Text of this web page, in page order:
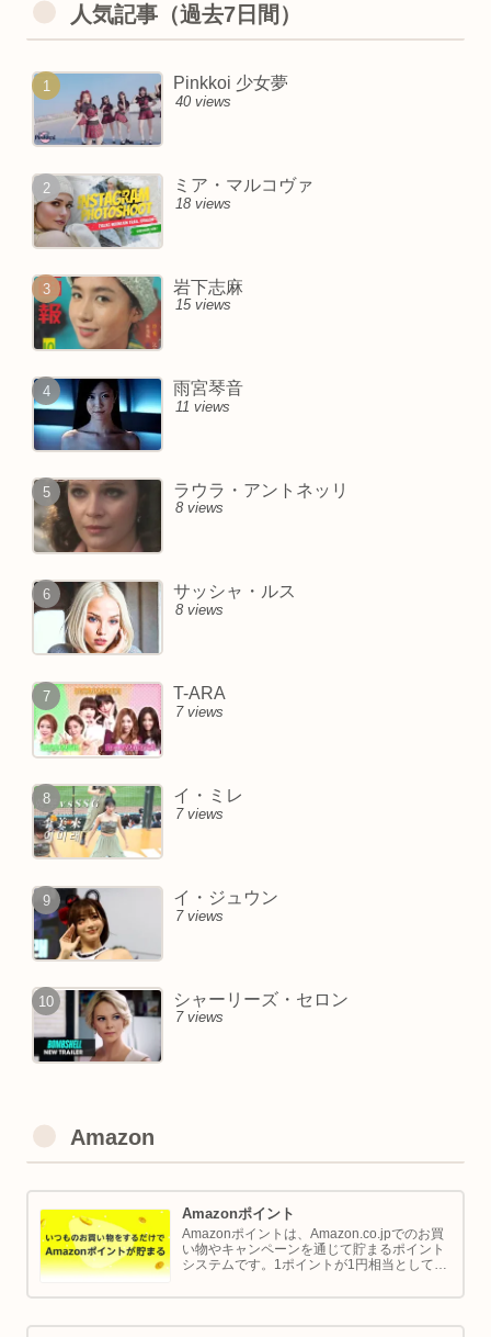
人気記事（過去7日間）
Pinkkoi 少女夢
40 views
ミア・マルコヴァ
18 views
岩下志麻
15 views
雨宮琴音
11 views
ラウラ・アントネッリ
8 views
サッシャ・ルス
8 views
T-ARA
7 views
イ・ミレ
7 views
イ・ジュウン
7 views
シャーリーズ・セロン
7 views
Amazon
Amazonポイント
Amazonポイントは、Amazon.co.jpでのお買
い物やキャンペーンを通じて貯まるポイント
システムです。1ポイントが1円相当として、
では Amazon ポイントの使い方と貯め方を解